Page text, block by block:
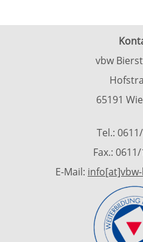
vbw
65191
Tel.:
Fax.:
E-Mail: